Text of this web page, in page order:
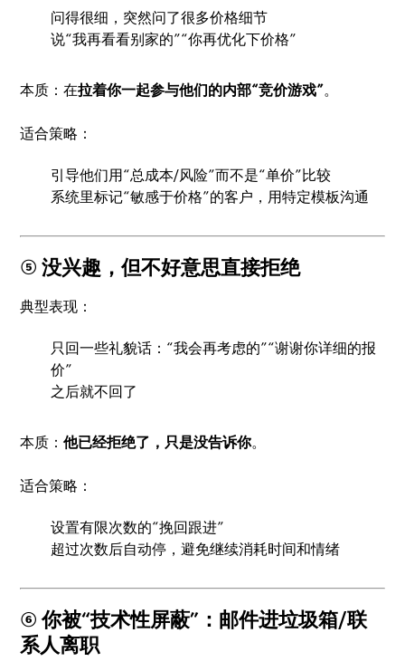
问得很细，突然问了很多价格细节
说“我再看看别家的”“你再优化下价格”
本质：在拉着你一起参与他们的内部“竞价游戏”。
适合策略：
引导他们用“总成本/风险”而不是“单价”比较
系统里标记“敏感于价格”的客户，用特定模板沟通
⑤ 没兴趣，但不好意思直接拒绝
典型表现：
只回一些礼貌话：“我会再考虑的”“谢谢你详细的报
价”
之后就不回了
本质：他已经拒绝了，只是没告诉你。
适合策略：
设置有限次数的“挽回跟进”
超过次数后自动停，避免继续消耗时间和情绪
⑥ 你被“技术性屏蔽”：邮件进垃圾箱/联
系人离职